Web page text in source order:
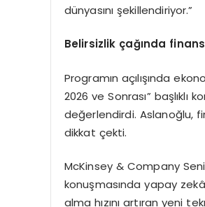
dünyasını şekillendiriyor.”
Belirsizlik çağında
Programın açılışında
2026 ve Sonrası”
değerlendirdi. Aslanoğlu,
dikkat çekti.
McKinsey & Company
konuşmasında yapay
alma hızını artıran yeni